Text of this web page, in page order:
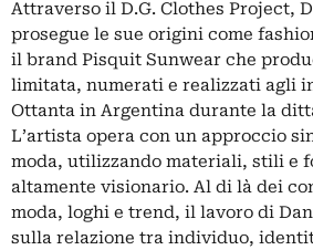
Attraverso il D.G. Clothes Project,
prosegue le sue origini come
il brand Pisquit Sunwear che
limitata, numerati e realizzati agli
Ottanta in Argentina durante la
L’artista opera con un approccio
moda, utilizzando materiali, stili e
altamente visionario. Al di là dei
moda, loghi e trend, il lavoro di
sulla relazione tra individuo,